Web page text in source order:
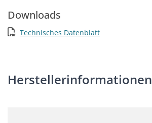
Downloads
Technisches Datenblatt
Herstellerinformationen